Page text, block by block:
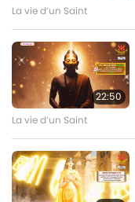
La vie d’un Saint
22:50
La vie d’un Saint